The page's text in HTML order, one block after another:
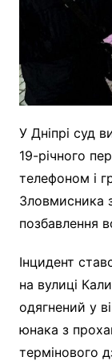
У Дніпрі суд
19-річного
телефоном і
Зловмисника
позбавлення
Інцидент
на вулиці
одягнений у
юнака з
термінового